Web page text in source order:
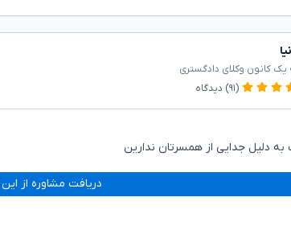
یک کانون وکلای دادگستری
(۹۱) دیدگاه
دلیل جدایی از همسرتان ندارین
دریافت مشاوره از